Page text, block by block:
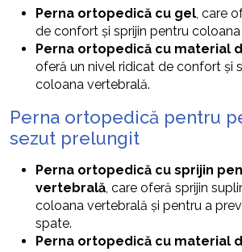
Perna ortopedică cu gel , care
de confort și sprijin pentru
Perna ortopedică cu material
oferă un nivel ridicat de confort și
coloana vertebrală.
Perna ortopedică pentru
sezut prelungit
Perna ortopedică cu sprijin
vertebrală , care oferă sprijin
coloana vertebrală și pentru a
spate.
Perna ortopedică cu material